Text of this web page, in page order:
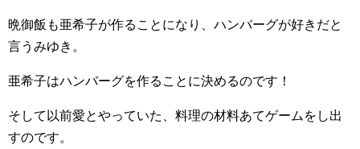
晩御飯も亜希子が作ることになり、ハンバーグが好きだと
言うみゆき。
亜希子はハンバーグを作ることに決めるのです！
そして以前愛とやっていた、料理の材料あてゲームをし出
すのです。